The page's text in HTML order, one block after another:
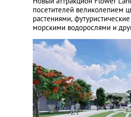
посетителей великолепием
растениями,
морскими водорослями и